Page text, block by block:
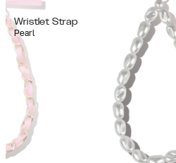
Wristlet Strap
Pearl